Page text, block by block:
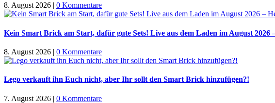
8. August 2026 0 Kommentare
Kein Smart Brick am Start, dafür gute Sets! Live aus dem Laden im August 2026
8. August 2026 | 0 Kommentare
Lego verkauft ihn Euch nicht, aber Ihr sollt den Smart Brick hinzufügen?!
7. August 2026 | 0 Kommentare